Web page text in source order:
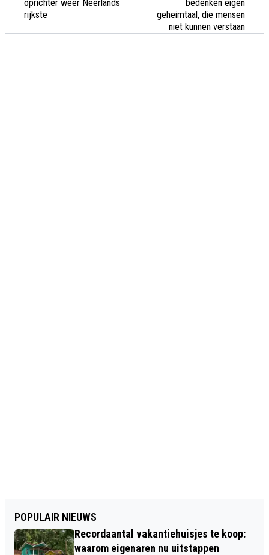
oprichter weer Neerlands
rijkste
bedenken eigen
geheimtaal, die mensen
niet kunnen verstaan
POPULAIR NIEUWS
Recordaantal vakantiehuisjes te koop:
waarom eigenaren nu uitstappen